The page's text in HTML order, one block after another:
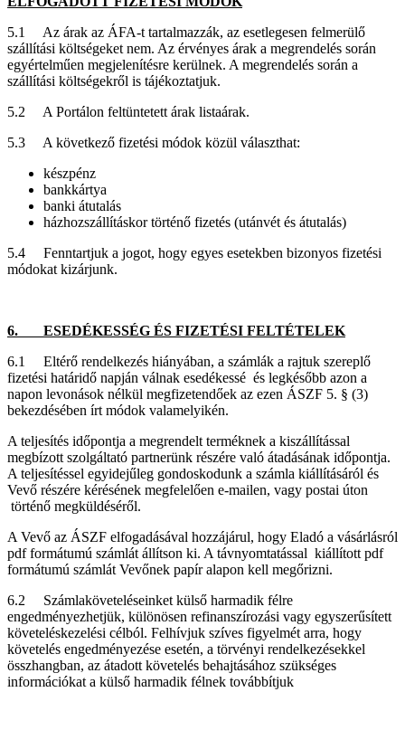
5.1 Az árak az ÁFA-t tartalmazzák, az esetlegesen felmerülő
szállítási költségeket nem. Az érvényes árak a megrendelés során
egyértelműen megjelenítésre kerülnek. A megrendelés során a
szállítási költségekről is tájékoztatjuk.
5.2 A Portálon feltüntetett árak listaárak.
5.3 A következő fizetési módok közül választhat:
készpénz
bankkártya
banki átutalás
házhozszállításkor történő fizetés (utánvét és átutalás)
5.4 Fenntartjuk a jogot, hogy egyes esetekben bizonyos fizetési
módokat kizárjunk.
6. ESEDÉKESSÉG ÉS FIZETÉSI FELTÉTELEK
6.1 Eltérő rendelkezés hiányában, a számlák a rajtuk szereplő
fizetési határidő napján válnak esedékessé és legkésőbb azon a
napon levonások nélkül megfizetendőek az ezen ÁSZF 5. § (3)
bekezdésében írt módok valamelyikén.
A teljesítés időpontja a megrendelt terméknek a kiszállítással
megbízott szolgáltató partnerünk részére való átadásának időpontja.
A teljesítéssel egyidejűleg gondoskodunk a számla kiállításáról és
Vevő részére kérésének megfelelően e-mailen, vagy postai úton
történő megküldéséről.
A Vevő az ÁSZF elfogadásával hozzájárul, hogy Eladó a vásárlásról
pdf formátumú számlát állítson ki. A távnyomtatással kiállított pdf
formátumú számlát Vevőnek papír alapon kell megőrizni.
6.2 Számlaköveteléseinket külső harmadik félre
engedményezhetjük, különösen refinanszírozási vagy egyszerűsített
követeléskezelési célból. Felhívjuk szíves figyelmét arra, hogy
követelés engedményezése esetén, a törvényi rendelkezésekkel
összhangban, az átadott követelés behajtásához szükséges
információkat a külső harmadik félnek továbbítjuk